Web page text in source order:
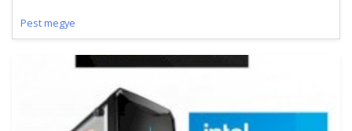
Pest megye